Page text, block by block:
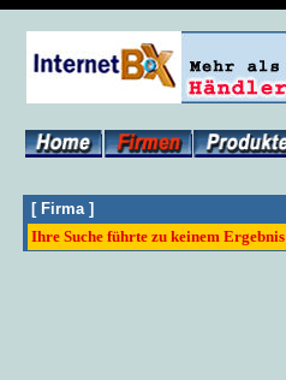
[ Firma ]
Ihre Suche führte zu keinem Ergebnis